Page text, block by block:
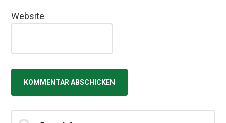
Website
Seitenspalte